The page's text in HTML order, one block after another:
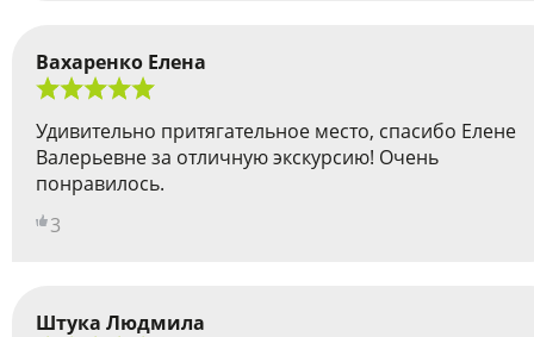
Вахаренко Елена
Удивительно притягательное место, спасибо Елене
Валерьевне за отличную экскурсию! Очень
понравилось.
3
Штука Людмила